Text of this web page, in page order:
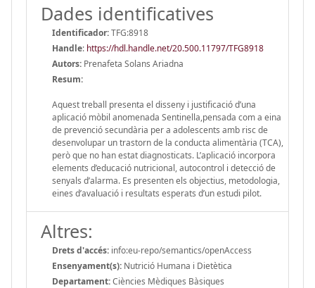
Dades identificatives
Identificador:TFG:8918
Handle: https://hdl.handle.net/20.500.11797/TFG8918
Autors: Prenafeta Solans Ariadna
Resum:
Aquest treball presenta el disseny i justificació d’una
aplicació mòbil anomenada Sentinella,pensada com a eina
de prevenció secundària per a adolescents amb risc de
desenvolupar un trastorn de la conducta alimentària (TCA),
però que no han estat diagnosticats. L’aplicació incorpora
elements d’educació nutricional, autocontrol i detecció de
senyals d’alarma. Es presenten els objectius, metodologia,
eines d’avaluació i resultats esperats d’un estudi pilot.
Altres:
Drets d'accés: info:eu-repo/semantics/openAccess
Ensenyament(s): Nutrició Humana i Dietètica
Departament:Ciències Mèdiques Bàsiques